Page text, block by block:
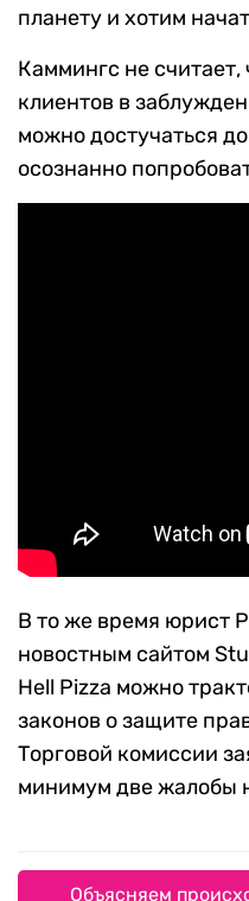
планету и хотим
Каммингс не считает,
клиентов в
можно достучаться до
осознанно
В то же время юрист
новостным сайтом
Hell Pizza можно
законов о защите
Торговой комиссии
минимум две жалобы
Объясняем